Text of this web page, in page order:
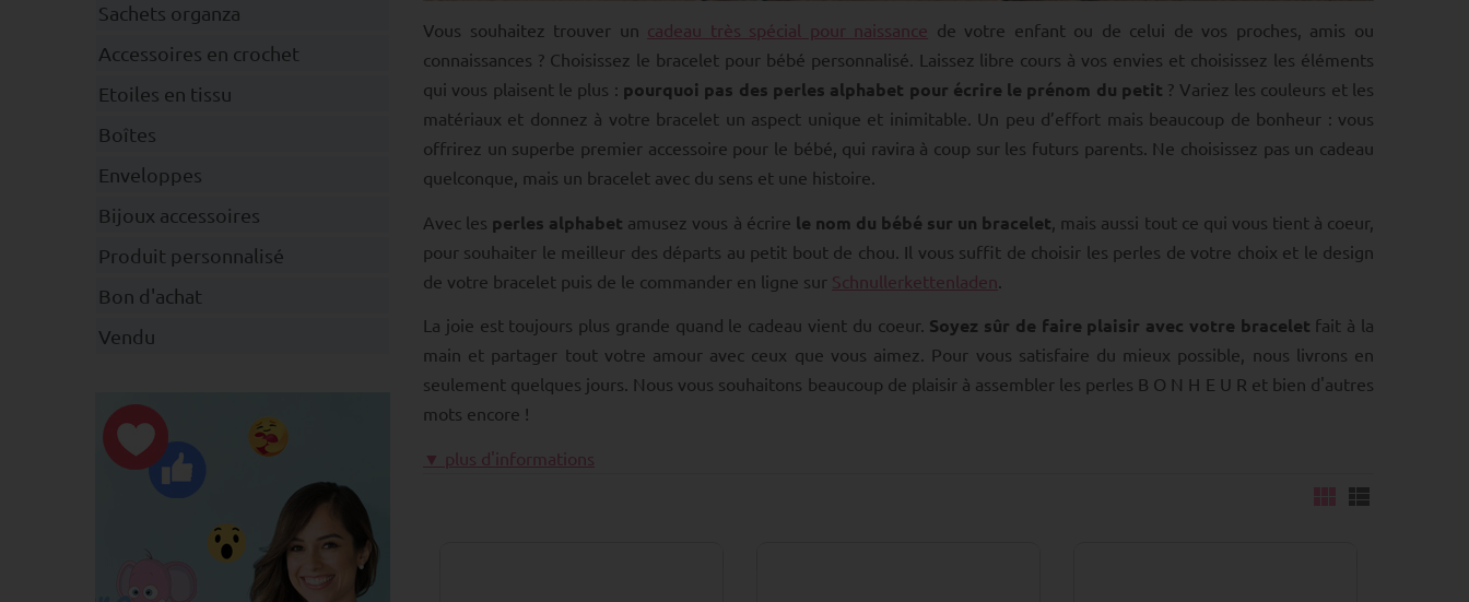
Vous souhaitez trouver un cadeau très spécial pour naissance de votre enfant ou de celui de vos proches, amis ou
connaissances ? Choisissez le bracelet pour bébé personnalisé. Laissez libre cours à vos envies et choisissez les éléments
qui vous plaisent le plus : pourquoi pas des perles alphabet pour écrire le prénom du petit ? Variez les couleurs et les
matériaux et donnez à votre bracelet un aspect unique et inimitable. Un peu d’effort mais beaucoup de bonheur : vous
offrirez un superbe premier accessoire pour le bébé, qui ravira à coup sur les futurs parents. Ne choisissez pas un cadeau
quelconque, mais un bracelet avec du sens et une histoire.
Avec les perles alphabet amusez vous à écrire le nom du bébé sur un bracelet , mais aussi tout ce qui vous tient à coeur,
pour souhaiter le meilleur des départs au petit bout de chou. Il vous suffit de choisir les perles de votre choix et le design
de votre bracelet puis de le commander en ligne sur Schnullerkettenladen
La joie est toujours plus grande quand le cadeau vient du coeur. Soyez sûr de faire plaisir avec votre bracelet fait à la
main et partager tout votre amour avec ceux que vous aimez. Pour vous satisfaire du mieux possible, nous livrons en
seulement quelques jours. Nous vous souhaitons beaucoup de plaisir à assembler les perles B O N H E U R et bien d'autres
mots encore !
▼ plus d'informations
Sachets organza
Accessoires en crochet
Etoiles en tissu
Boîtes
Enveloppes
Bijoux accessoires
Produit personnalisé
Bon d'achat
Vendu